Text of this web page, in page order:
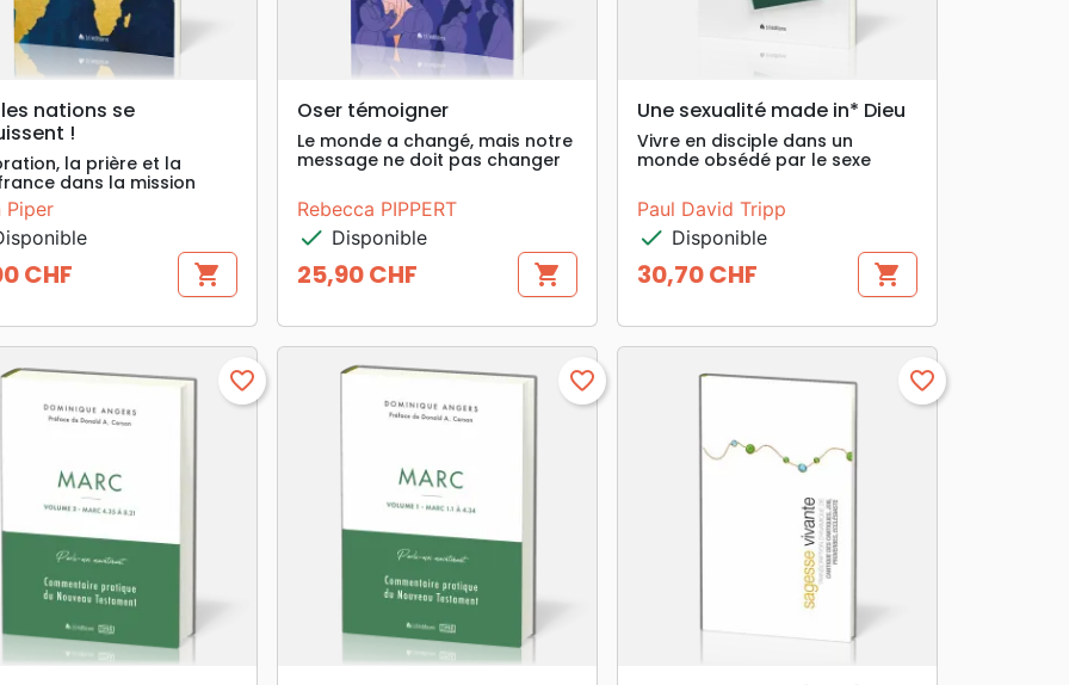
search APERÇU RAPIDE
nations se
!
la prière et la
dans la mission
Piper
CHF shopping_cart
search APERÇU RAPIDE
Oser témoigner
Le monde a changé, mais notre
message ne doit pas changer
Rebecca PIPPERT
check Disponible
Prix
25,90 CHF shopping_cart
APERÇU RAPIDE
Une sexualité made in* Dieu
Vivre en disciple dans un
monde obsédé par le sexe
Paul David Tripp
check Disponible
Prix
30,70 CHF shopping_cart
favorite_border favorite_border favorite_border